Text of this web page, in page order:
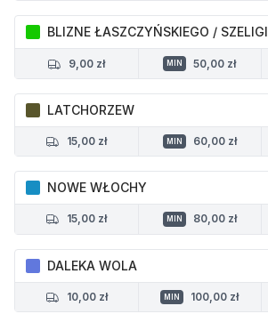
BLIZNE ŁASZCZYŃSKIEGO / SZELIGI
9,00 zł MIN 50,00 zł
LATCHORZEW
15,00 zł MIN 60,00 zł
NOWE WŁOCHY
15,00 zł MIN 80,00 zł
DALEKA WOLA
10,00 zł MIN 100,00 zł